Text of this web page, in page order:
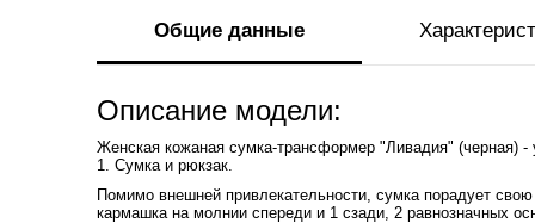
Общие данные
Описание модели:
Женская кожаная сумка-трансформер "Ливадия" (черная) -
1. Сумка и рюкзак.
Помимо внешней привлекательности, сумка порадует
кармашка на молнии спереди и 1 сзади, 2 равнозначных